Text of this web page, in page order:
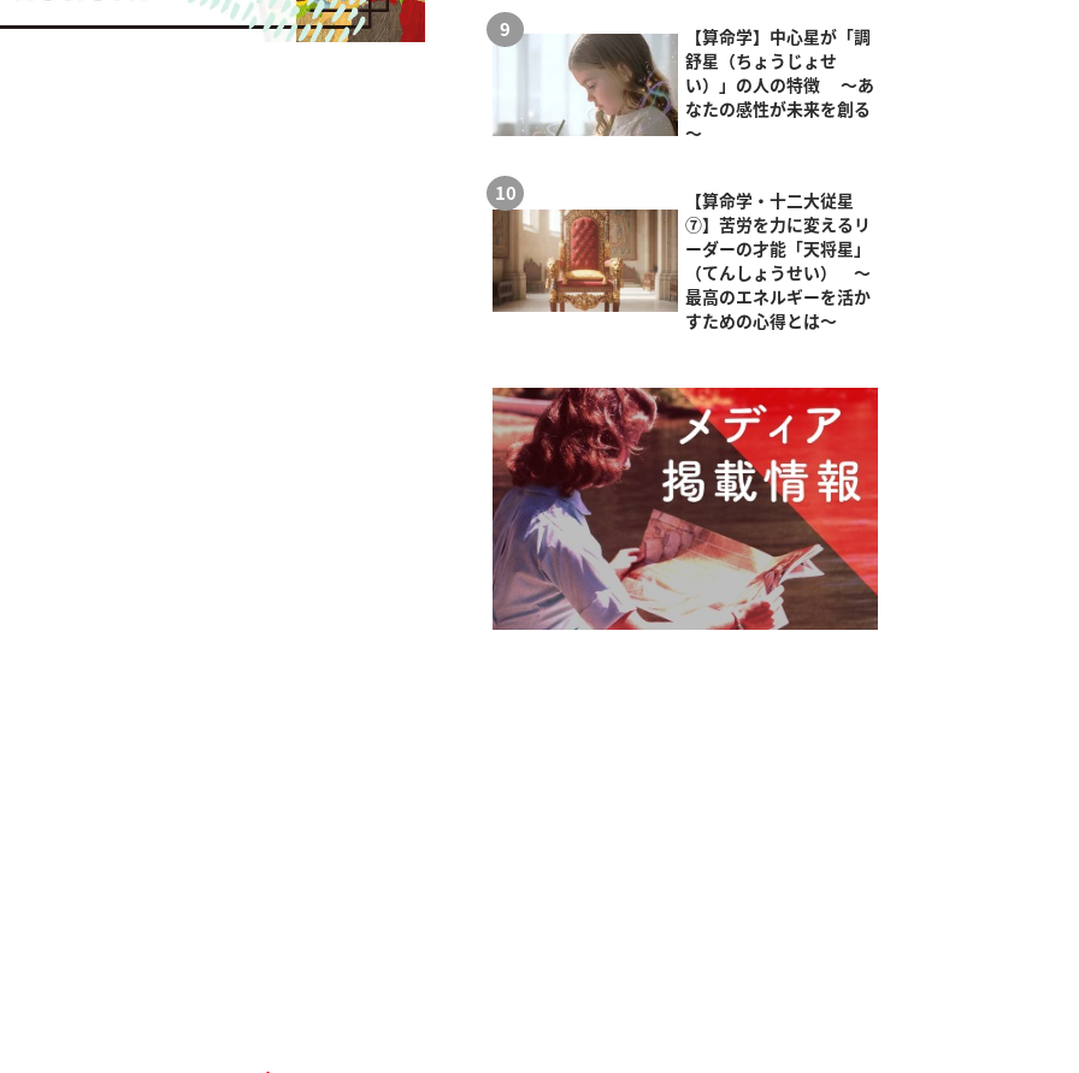
【算命学】中心星が「調
舒星（ちょうじょせ
い）」の人の特徴 ～あ
なたの感性が未来を創る
～
【算命学・十二大従星
⑦】苦労を力に変えるリ
ーダーの才能「天将星」
（てんしょうせい） ～
最高のエネルギーを活か
すための心得とは～